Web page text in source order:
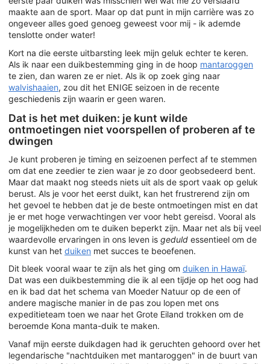
maakte aan de sport. Maar op dat punt in mijn carrière was zo
ongeveer alles goed genoeg geweest voor mij - ik ademde
tenslotte onder water!
Kort na die eerste uitbarsting leek mijn geluk echter te keren.
Als ik naar een duikbestemming ging in de hoop mantaroggen
te zien, dan waren ze er niet. Als ik op zoek ging naar
walvishaaien, zou dit het ENIGE seizoen in de recente
geschiedenis zijn waarin er geen waren.
Dat is het met duiken: je kunt wilde
ontmoetingen niet voorspellen of proberen af te
dwingen
Je kunt proberen je timing en seizoenen perfect af te stemmen
om dat ene zeedier te zien waar je zo door geobsedeerd bent.
Maar dat maakt nog steeds niets uit als de sport vaak op geluk
berust. Als je voor het eerst duikt, kan het frustrerend zijn om
het gevoel te hebben dat je de beste ontmoetingen mist en dat
je er met hoge verwachtingen ver voor hebt gereisd. Vooral als
je mogelijkheden om te duiken beperkt zijn. Maar net als bij veel
waardevolle ervaringen in ons leven is geduld essentieel om de
kunst van het duiken met succes te beoefenen.
Dit bleek vooral waar te zijn als het ging om duiken in Hawaï.
Dat was een duikbestemming die ik al een tijdje op het oog had
en ik bad dat het schema van Moeder Natuur op de een of
andere magische manier in de pas zou lopen met ons
expeditieteam toen we naar het Grote Eiland trokken om de
beroemde Kona manta-duik te maken.
Vanaf mijn eerste duikdagen had ik geruchten gehoord over het
legendarische "nachtduiken met mantaroggen" in de buurt van